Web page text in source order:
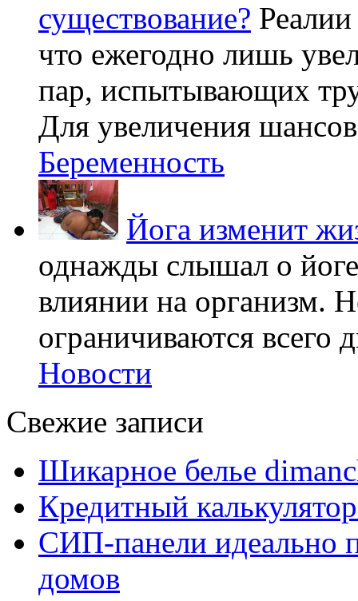
существование?
что ежегодно лишь
пар, испытывающих
Для увеличения
Беременность
Йога изменит
однажды слышал о
влиянии на организм.
ограничиваются всего
Новости
Свежие записи
Шикарное белье
Кредитный
СИП-панели идеально
домов